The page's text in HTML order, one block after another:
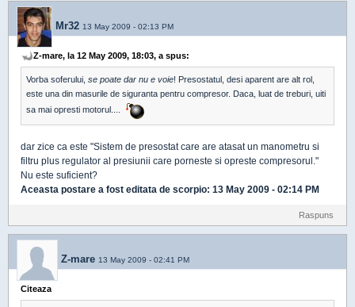
Mr32 13 May 2009 - 02:13 PM
Z-mare, la 12 May 2009, 18:03, a spus:
Vorba soferului, se poate dar nu e voie! Presostatul, desi aparent are alt rol,
este una din masurile de siguranta pentru compresor. Daca, luat de treburi, uiti
sa mai opresti motorul....
dar zice ca este "Sistem de presostat care are atasat un manometru si
filtru plus regulator al presiunii care porneste si opreste compresorul."
Nu este suficient?
Aceasta postare a fost editata de scorpio: 13 May 2009 - 02:14 PM
Raspuns
Z-mare 13 May 2009 - 02:41 PM
Citeaza